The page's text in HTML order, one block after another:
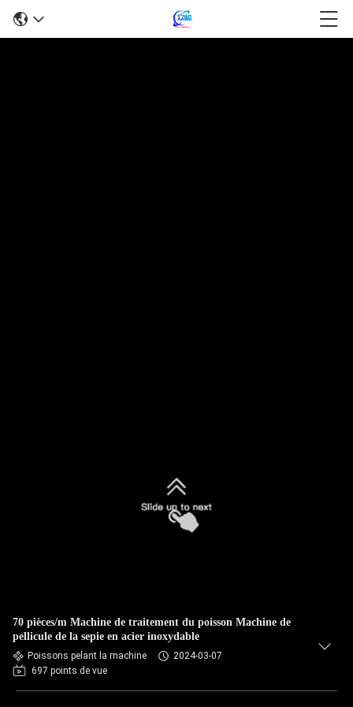
70 pièces/m Machine de traitement du poisson Machine de
pellicule de la sepie en acier inoxydable
Poissons pelant la machine
2024-03-07
697 points de vue